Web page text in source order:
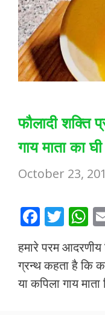
फौलादी शक्ति
गाय माता का घी
October 23,
F
e
b
o
T
itt
er
h
at
s
A
हमारे परम आदरणीय
ग्रन्थ कहता है कि
या कपिला गाय